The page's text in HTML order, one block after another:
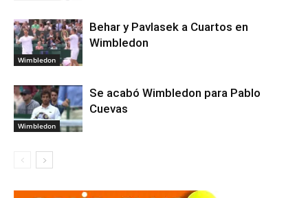
Wimbledon
Behar y Pavlasek a Cuartos en
Wimbledon
Wimbledon
Se acabó Wimbledon para Pablo
Cuevas